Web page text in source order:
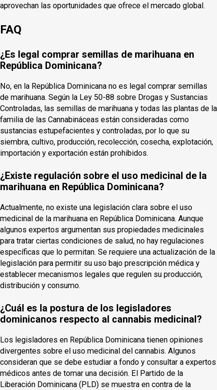
aprovechan las oportunidades que ofrece el mercado global.
FAQ
¿Es legal comprar semillas de marihuana en
República Dominicana?
No, en la República Dominicana no es legal comprar semillas
de marihuana. Según la Ley 50-88 sobre Drogas y Sustancias
Controladas, las semillas de marihuana y todas las plantas de la
familia de las Cannabináceas están consideradas como
sustancias estupefacientes y controladas, por lo que su
siembra, cultivo, producción, recolección, cosecha, explotación,
importación y exportación están prohibidos.
¿Existe regulación sobre el uso medicinal de la
marihuana en República Dominicana?
Actualmente, no existe una legislación clara sobre el uso
medicinal de la marihuana en República Dominicana. Aunque
algunos expertos argumentan sus propiedades medicinales
para tratar ciertas condiciones de salud, no hay regulaciones
específicas que lo permitan. Se requiere una actualización de la
legislación para permitir su uso bajo prescripción médica y
establecer mecanismos legales que regulen su producción,
distribución y consumo.
¿Cuál es la postura de los legisladores
dominicanos respecto al cannabis medicinal?
Los legisladores en República Dominicana tienen opiniones
divergentes sobre el uso medicinal del cannabis. Algunos
consideran que se debe estudiar a fondo y consultar a expertos
médicos antes de tomar una decisión. El Partido de la
Liberación Dominicana (PLD) se muestra en contra de la